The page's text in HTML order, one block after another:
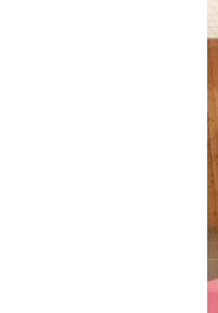
O ZAJEDNICI